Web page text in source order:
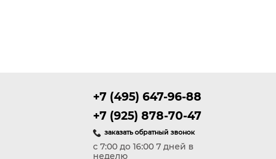
+7 (495) 647-96-88
+7 (925) 878-70-47
заказать обратный звонок
с 7:00 до 16:00 7 дней в
неделю